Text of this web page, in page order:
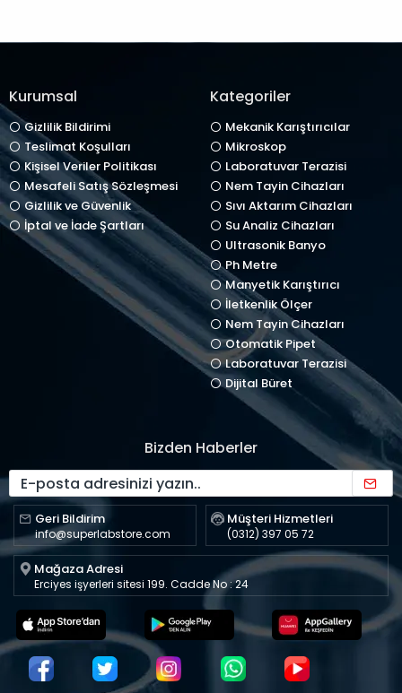
Kurumsal
Gizlilik Bildirimi
Teslimat Koşulları
Kişisel Veriler Politikası
Mesafeli Satış Sözleşmesi
Gizlilik ve Güvenlik
İptal ve İade Şartları
Kategoriler
Mekanik Karıştırıcılar
Mikroskop
Laboratuvar Terazisi
Nem Tayin Cihazları
Sıvı Aktarım Cihazları
Su Analiz Cihazları
Ultrasonik Banyo
Ph Metre
Manyetik Karıştırıcı
İletkenlik Ölçer
Nem Tayin Cihazları
Otomatik Pipet
Laboratuvar Terazisi
Dijital Büret
Bizden Haberler
Geri Bildirim
info@superlabstore.com
Müşteri Hizmetleri
(0312) 397 05 72
Mağaza Adresi
Erciyes işyerleri sitesi 199. Cadde No : 24